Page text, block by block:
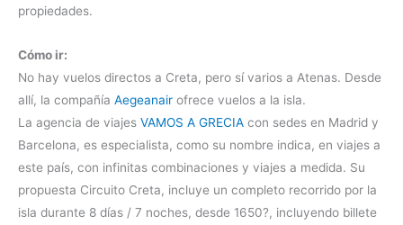
propiedades.
Cómo ir:
No hay vuelos directos a Creta, pero sí varios a Atenas. Desde
allí, la compañía Aegeanair ofrece vuelos a la isla.
La agencia de viajes VAMOS A GRECIA con sedes en Madrid y
Barcelona, es especialista, como su nombre indica, en viajes a
este país, con infinitas combinaciones y viajes a medida. Su
propuesta Circuito Creta, incluye un completo recorrido por la
isla durante 8 días / 7 noches, desde 1650?, incluyendo billete